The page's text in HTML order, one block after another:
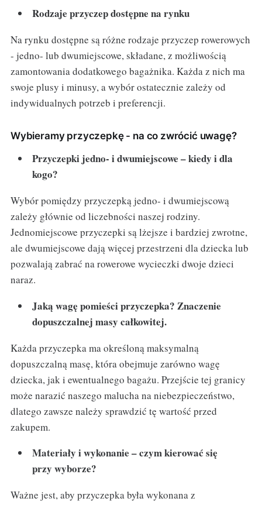
Rodzaje przyczep dostępne na rynku
Na rynku dostępne są różne rodzaje przyczep rowerowych
- jedno- lub dwumiejscowe, składane, z możliwością
zamontowania dodatkowego bagażnika. Każda z nich ma
swoje plusy i minusy, a wybór ostatecznie zależy od
indywidualnych potrzeb i preferencji.
Wybieramy przyczepkę - na co zwrócić uwagę?
Przyczepki jedno- i dwumiejscowe – kiedy i dla
kogo?
Wybór pomiędzy przyczepką jedno- i dwumiejscową
zależy głównie od liczebności naszej rodziny.
Jednomiejscowe przyczepki są lżejsze i bardziej zwrotne,
ale dwumiejscowe dają więcej przestrzeni dla dziecka lub
pozwalają zabrać na rowerowe wycieczki dwoje dzieci
naraz.
Jaką wagę pomieści przyczepka? Znaczenie
dopuszczalnej masy całkowitej.
Każda przyczepka ma określoną maksymalną
dopuszczalną masę, która obejmuje zarówno wagę
dziecka, jak i ewentualnego bagażu. Przejście tej granicy
może narazić naszego malucha na niebezpieczeństwo,
dlatego zawsze należy sprawdzić tę wartość przed
zakupem.
Materiały i wykonanie – czym kierować się
przy wyborze?
Ważne jest, aby przyczepka była wykonana z